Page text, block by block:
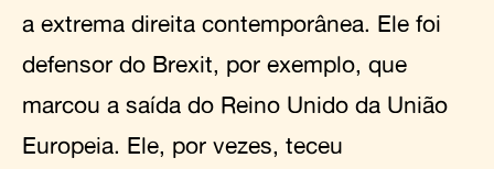
a extrema direita contemporânea. Ele foi
defensor do Brexit, por exemplo, que
marcou a saída do Reino Unido da União
Europeia. Ele, por vezes, teceu